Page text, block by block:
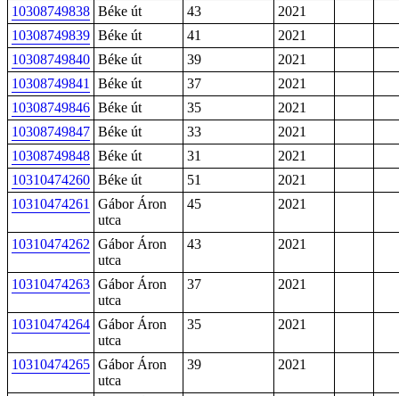
10308749838 Béke út 43
2021
10308749839 Béke út 41
2021
10308749840 Béke út 39
2021
10308749841
Béke út 37
2021
10308749846 Béke út 35
2021
10308749847 Béke út 33
2021
10308749848 Béke út 31
2021
10310474260 Béke út 51
2021
10310474261
Gábor Áron
utca
45 2021
10310474262 Gábor Áron
utca
43 2021
10310474263 Gábor Áron
utca
37 2021
10310474264 Gábor Áron
utca
35 2021
10310474265 Gábor Áron
utca
39 2021